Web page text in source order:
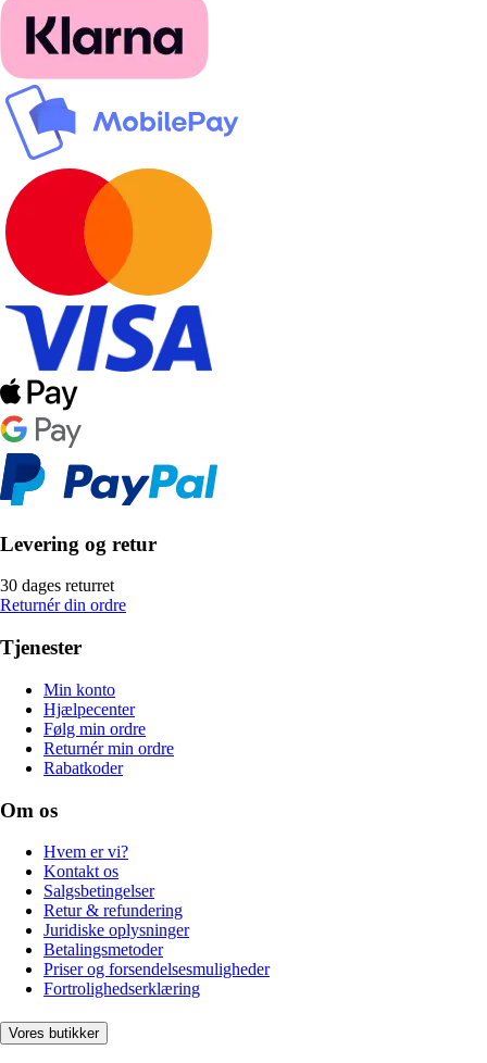
Levering og retur
30 dages returret
Returnér din ordre
Tjenester
Min konto
Hjælpecenter
Følg min ordre
Returnér min ordre
Rabatkoder
Om os
Hvem er vi?
Kontakt os
Salgsbetingelser
Retur & refundering
Juridiske oplysninger
Betalingsmetoder
Priser og forsendelsesmuligheder
Fortrolighedserklæring
Vores butikker